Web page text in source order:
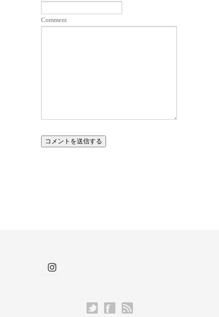
Comment